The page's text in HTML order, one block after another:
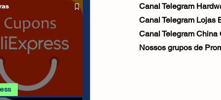
Canal Telegram
Canal Telegram Lojas
Canal Telegram China
Nossos grupos de